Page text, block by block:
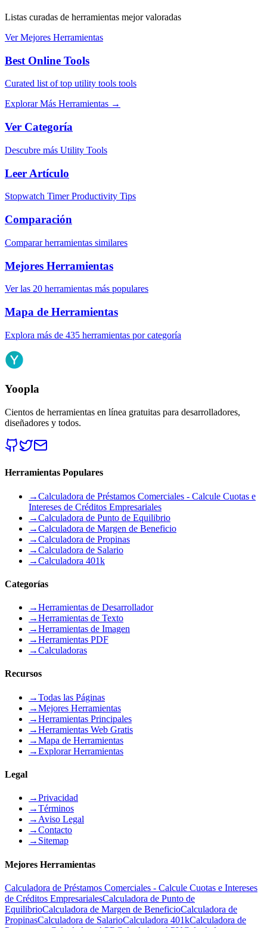
Listas curadas de herramientas mejor valoradas
Ver Mejores Herramientas
Best Online Tools
Curated list of top utility tools tools
Explorar Más Herramientas →
Ver Categoría
Descubre más Utility Tools
Leer Artículo
Stopwatch Timer Productivity Tips
Comparación
Comparar herramientas similares
Mejores Herramientas
Ver las 20 herramientas más populares
Mapa de Herramientas
Explora más de 435 herramientas por categoría
Yoopla
Cientos de herramientas en línea gratuitas para desarrolladores,
diseñadores y todos.
Herramientas Populares
→Calculadora de Préstamos Comerciales - Calcule Cuotas e
Intereses de Créditos Empresariales
→Calculadora de Punto de Equilibrio
→Calculadora de Margen de Beneficio
→Calculadora de Propinas
→Calculadora de Salario
→Calculadora 401k
Categorías
→Herramientas de Desarrollador
→Herramientas de Texto
→Herramientas de Imagen
→Herramientas PDF
→Calculadoras
Recursos
→Todas las Páginas
→Mejores Herramientas
→Herramientas Principales
→Herramientas Web Gratis
→Mapa de Herramientas
→Explorar Herramientas
Legal
→Privacidad
→Términos
→ Aviso Legal
→Contacto
→ Sitemap
Mejores Herramientas
Calculadora de Préstamos Comerciales - Calcule Cuotas e Intereses
de Créditos EmpresarialesCalculadora de Punto de
EquilibrioCalculadora de Margen de BeneficioCalculadora de
PropinasCalculadora de SalarioCalculadora 401kCalculadora de